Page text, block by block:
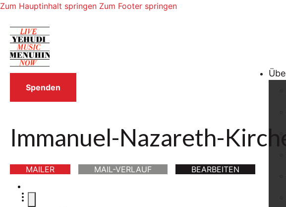
Zum Hauptinhalt springen Zum Footer springen
Spenden
Immanuel-Nazareth-
MAILER MAIL-VERLAUF BEARBEITEN